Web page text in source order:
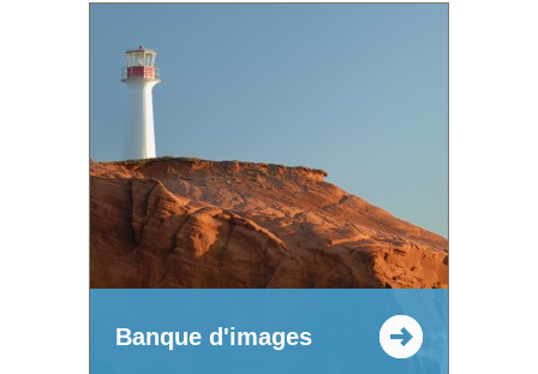
Banque d'images